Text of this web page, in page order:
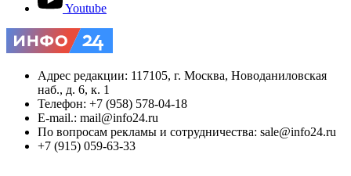
Youtube
Адрес редакции: 117105, г. Москва, Новоданиловская
наб., д. 6, к. 1
Телефон: +7 (958) 578-04-18
E-mail.: mail@info24.ru
По вопросам рекламы и сотрудничества: sale@info24.ru
+7 (915) 059-63-33